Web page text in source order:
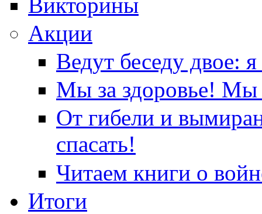
Акции
Ведут беседу двое:
Мы за здоровье! Мы
От гибели и
спасать!
Читаем книги о
Итоги